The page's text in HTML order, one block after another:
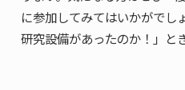
に参加してみてはいかがでし
研究設備があったのか！」と